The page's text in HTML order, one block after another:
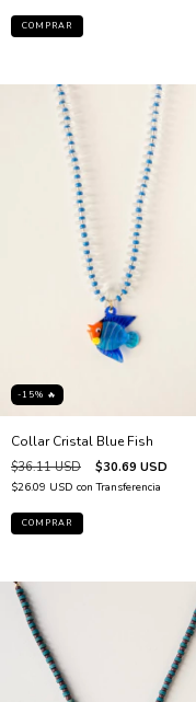
-15% 🔥
Collar Cristal Blue Fish
$36.11 USD $30.69 USD
$26.09 USD con Transferencia